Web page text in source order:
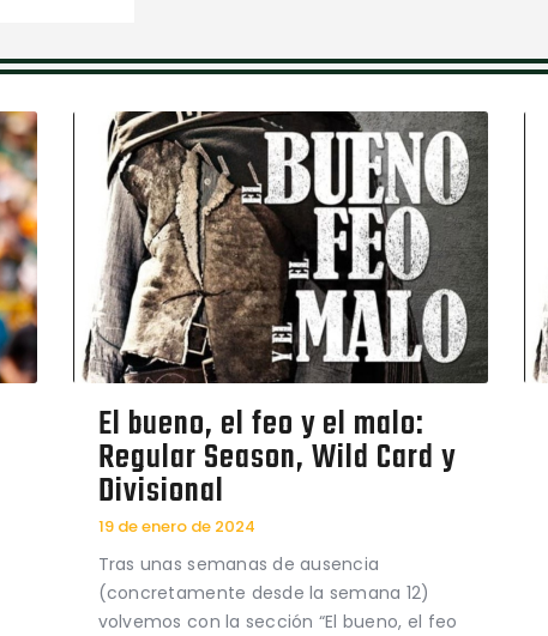
El bueno, el feo y el malo:
Regular Season, Wild Card y
Divisional
19 de enero de 2024
Tras unas semanas de ausencia
(concretamente desde la semana 12)
volvemos con la sección “El bueno, el feo